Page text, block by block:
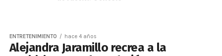
ENTRETENIMIENTO hace 4 años
Alejandra Jaramillo recrea a la